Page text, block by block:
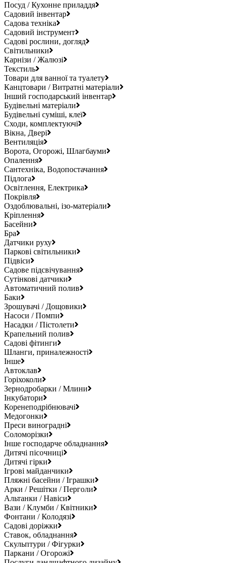
Посуд / Кухонне приладдя
Садовий інвентар
Садова техніка
Садовий інструмент
Садові рослини, догляд
Світильники
Карнізи / Жалюзі
Текстиль
Товари для ванної та туалету
Канцтовари / Витратні матеріали
Інший господарський інвентар
Будівельні матеріали
Будівельні суміші, клеї
Сходи, комплектуючі
Вікна, Двері
Вентиляція
Ворота, Огорожі, Шлагбауми
Опалення
Сантехніка, Водопостачання
Підлога
Освітлення, Електрика
Покрівля
Оздоблювальні, ізо-матеріали
Кріплення
Басейни
Бра
Датчики руху
Паркові світильники
Підвіси
Садове підсвічування
Сутінкові датчики
Автоматичний полив
Баки
Зрошувачі / Дощовики
Насоси / Помпи
Насадки / Пістолети
Крапельний полив
Садові фітинги
Шланги, приналежності
Інше
Автоклав
Горіхоколи
Зернодробарки / Млини
Інкубатори
Коренеподрібнювачі
Медогонки
Преси виноградні
Соломорізки
Інше господарче обладнання
Дитячі пісочниці
Дитячі гірки
Ігрові майданчики
Пляжні басейни / Іграшки
Арки / Решітки / Перголи
Альтанки / Навіси
Вази / Клумби / Квітники
Фонтани / Колодязі
Садові доріжки
Ставок, обладнання
Скульптури / Фігурки
Паркани / Огорожі